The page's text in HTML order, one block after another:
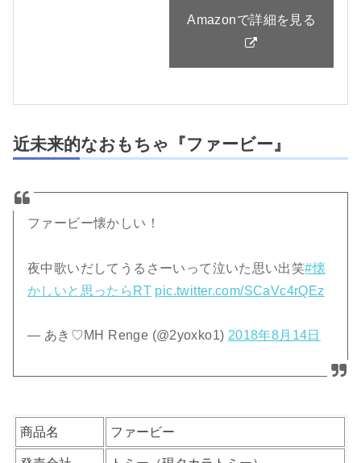
Amazonで詳細を見る
近未来的なおもちゃ『ファービー』
ファービー懐かしい！
夜中歌いだしてうるさーいって泣いた思い出笑#懐
かしいと思ったらRT pic.twitter.com/SCaVc4rQEz
— あき♡MH Renge (@2yoxko1) 2018年8月14日
商品名 ファービー